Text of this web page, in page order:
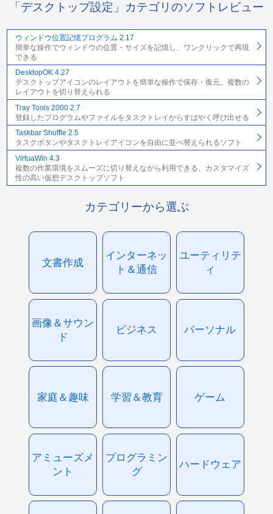
「デスクトップ設定」カテゴリのソフトレビュー
ウィンドウ位置記憶プログラム 2.17
簡単な操作でウィンドウの位置・サイズを記憶し、ワンクリックで再現
できる
DesktopOK 4.27
デスクトップアイコンのレイアウトを簡単な操作で保存・復元。複数の
レイアウトを切り替えられる
Tray Tools 2000 2.7
登録したプログラムやファイルをタスクトレイからすばやく呼び出せる
Taskbar Shuffle 2.5
タスクボタンやタスクトレイアイコンを自由に並べ替えられるソフト
VirtuaWin 4.3
複数の作業環境をスムーズに切り替えながら利用できる、カスタマイズ
性の高い仮想デスクトップソフト
カテゴリーから選ぶ
文書作成
インターネッ
ト＆通信
ユーティリテ
ィ
画像＆サウン
ド
ビジネス パーソナル
家庭＆趣味 学習＆教育 ゲーム
アミューズメ
ント
プログラミン
グ
ハードウェア